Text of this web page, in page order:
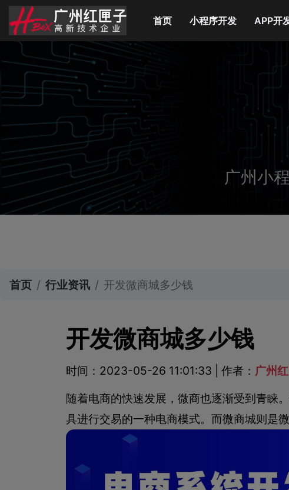
首页 (current)
小程序开发 APP开
广州小
首页 行业资讯 开发微商城多少钱
开发微商城多少钱
时间：2023-05-26 11:01:33 | 作者： 广州
随着电商的快速发展，微商也逐渐受到青睐
具进行交易的一种电商模式。而微商城则是